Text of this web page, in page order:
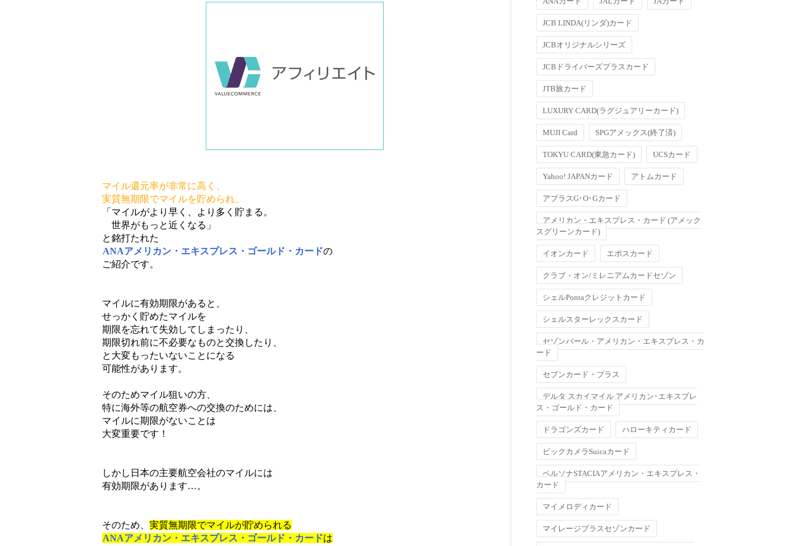
マイル還元率が非常に高く、
実質無期限でマイルを貯められ、
「マイルがより早く、より多く貯まる。
世界がもっと近くなる」
と銘打たれた
ANAアメリカン・エキスプレス・ゴールド・カードの
ご紹介です。
マイルに有効期限があると、
せっかく貯めたマイルを
期限を忘れて失効してしまったり、
期限切れ前に不必要なものと交換したり、
と大変もったいないことになる
可能性があります。
そのためマイル狙いの方、
特に海外等の航空券への交換のためには、
マイルに期限がないことは
大変重要です！
しかし日本の主要航空会社のマイルには
有効期限があります…。
そのため、 実質無期限でマイルが貯められる
ANAアメリカン・エキスプレス・ゴールド・カードは
JCB LINDA(リンダ)カード
JCBオリジナルシリーズ
JCBドライバーズプラスカード
JTB旅カード
LUXURY CARD(ラグジュアリーカード)
MUJI Card SPGアメックス(終了済)
TOKYU CARD(東急カード) UCSカード
Yahoo! JAPANカード アトムカード
アプラスG･O･Gカード
アメリカン・エキスプレス・カード (アメック
スグリーンカード)
イオンカード エポスカード
クラブ・オン/ミレニアムカードセゾン
シェルPontaクレジットカード
シェルスターレックスカード
セゾンパール・アメリカン・エキスプレス・カ
ード
セブンカード・プラス
デルタ スカイマイル アメリカン･エキスプレ
ス・ゴールド・カード
ドラゴンズカード ハローキティカード
ビックカメラSuicaカード
ペルソナSTACIAアメリカン・エキスプレス・
カード
マイメロディカード
マイレージプラスセゾンカード